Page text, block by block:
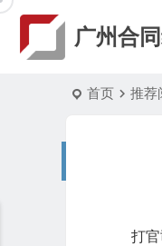
广州合
首页 推荐
打